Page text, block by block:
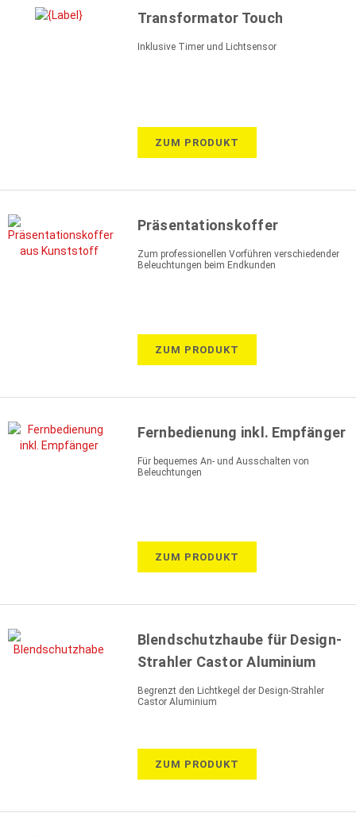
Transformator Touch
Inklusive Timer und Lichtsensor
ZUM PRODUKT
Präsentationskoffer
Zum professionellen Vorführen verschiedender
Beleuchtungen beim Endkunden
ZUM PRODUKT
Fernbedienung inkl. Empfänger
Für bequemes An- und Ausschalten von
Beleuchtungen
ZUM PRODUKT
Blendschutzhaube für Design-
Strahler Castor Aluminium
Begrenzt den Lichtkegel der Design-Strahler
Castor Aluminium
ZUM PRODUKT